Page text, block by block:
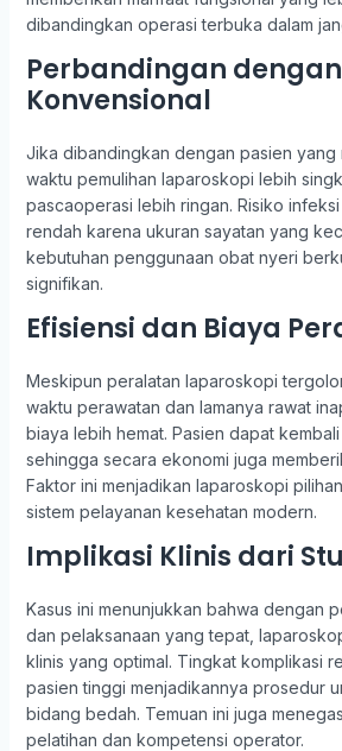
dibandingkan operasi terbuka dalam
Perbandingan
Konvensional
Jika dibandingkan dengan pasien yang
waktu pemulihan laparoskopi lebih
pascaoperasi lebih ringan. Risiko
rendah karena ukuran sayatan yang
kebutuhan penggunaan obat nyeri
signifikan.
Efisiensi dan Biaya
Meskipun peralatan laparoskopi
waktu perawatan dan lamanya rawat
biaya lebih hemat. Pasien dapat
sehingga secara ekonomi juga
Faktor ini menjadikan laparoskopi
sistem pelayanan kesehatan modern.
Implikasi Klinis dari
Kasus ini menunjukkan bahwa dengan
dan pelaksanaan yang tepat,
klinis yang optimal. Tingkat komplikasi
pasien tinggi menjadikannya prosedur
bidang bedah. Temuan ini juga
pelatihan dan kompetensi operator.